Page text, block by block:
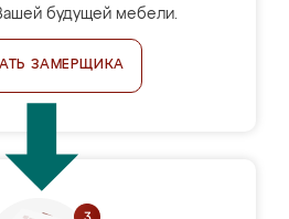
будущей мебели.
ЗАМЕРЩИКА